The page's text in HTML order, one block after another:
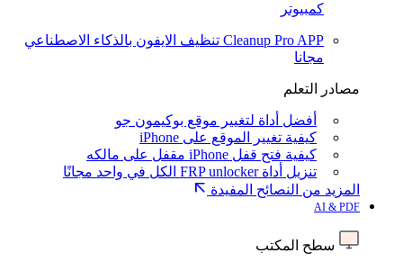
كمبيوتر
Cleanup Pro APP تنظيف الايفون بالذكاء الاصطناعي
مجانا
مصادر التعلم
أفضل أداة لتغيير موقع بوكيمون جو
كيفية تغيير الموقع على iPhone
كيفية فتح قفل iPhone مقفل على مالكه
تنزيل أداة FRP unlocker الكل في واحد مجانًا
المزيد من النصائح المفيدة
AI & PDF
سطح المكتب